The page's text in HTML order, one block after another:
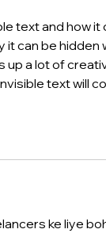
text and how
can be hidden
up a lot of
text will
ke liye